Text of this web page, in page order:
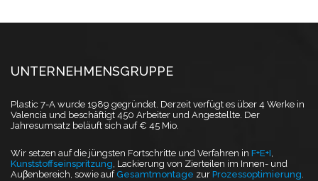
UNTERNEHMENSGRUPPE
Plastic 7-A wurde 1989 gegründet. Derzeit verfügt es über 4 Werke in
Valencia und beschäftigt 450 Arbeiter und Angestellte. Der
Jahresumsatz beläuft sich auf € 45 Mio.
Wir setzen auf die jüngsten Fortschritte und Verfahren in F+E+I,
Kunststoffseinspritzung, Lackierung von Zierteilen im Innen- und
Auβenbereich, sowie aufGesamtmontage zur Prozessoptimierung.